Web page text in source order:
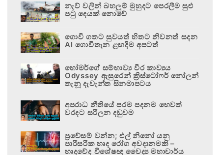
නැව් වලින් බහලුම් මුහුදට පෙරලීම සුළු
පටු දෙයක් නොවේ
ගොවි ගතට සුවයත් හිතට නිවනත් සදන
AI ගොවිතැන ළඟදීම අපටත්
හෝමර්ගේ සම්භාව්‍ය වීර කාව්‍යය
Odyssey ඇසුරෙන් ක්‍රිස්ටෝෆර් නෝලන්
තැනූ දැවැන්ත සිනමාපටය
අපරාධ නීතියේ පරම පදනම හෙවත්
වරදට සරිලන දඬුවම
ප්‍රවේසම් වන්න; එල් නිනෝ යනු
පාරිසරික හෘද රෝග අවදානමකි –
හෘදවේද විශේෂඥ වෛද්‍ය මහාචාර්ය